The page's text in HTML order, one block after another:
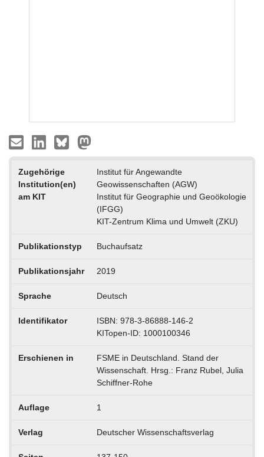
Zugehörige
Institution(en)
am KIT
Institut für Angewandte
Geowissenschaften (AGW)
Institut für Geographie und Geoökologie
(IFGG)
KIT-Zentrum Klima und Umwelt (ZKU)
Publikationstyp Buchaufsatz
Publikationsjahr 2019
Sprache Deutsch
Identifikator
ISBN: 978-3-86888-146-2
KITopen-ID: 1000100346
Erschienen in
FSME in Deutschland. Stand der
Wissenschaft. Hrsg.: Franz Rubel, Julia
Schiffner-Rohe
Auflage 1
Verlag Deutscher Wissenschaftsverlag